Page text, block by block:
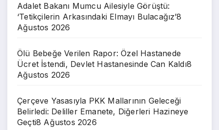
Adalet Bakanı Mumcu Ailesiyle Görüştü:
‘Tetikçilerin Arkasındaki Elmayı Bulacağız’8
Ağustos 2026
Ölü Bebeğe Verilen Rapor: Özel Hastanede
Ücret İstendi, Devlet Hastanesinde Can Kaldı8
Ağustos 2026
Çerçeve Yasasıyla PKK Mallarının Geleceği
Belirledi: Deliller Emanete, Diğerleri Hazineye
Geçti8 Ağustos 2026